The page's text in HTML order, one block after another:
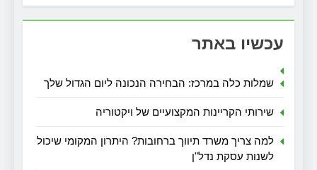
עכשיו באתר
שמלות כלה במרכז: הבחירה הנכונה ליום הגדול שלך
שירותי הקריינות המקצועיים של ויקטוריה
למה צריך משרד תיווך ברחובות? היתרון המקומי שיכול
לשנות עסקת נדל"ן